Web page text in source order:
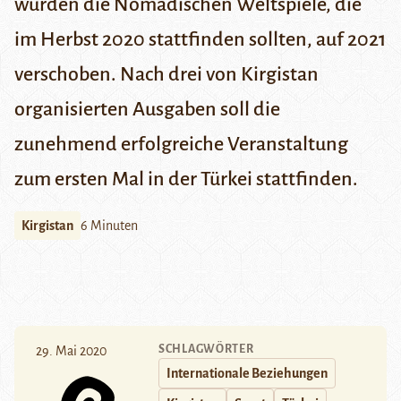
wurden die Nomadischen Weltspiele, die
im Herbst 2020 stattfinden sollten, auf 2021
verschoben. Nach drei von Kirgistan
organisierten Ausgaben soll die
zunehmend erfolgreiche Veranstaltung
zum ersten Mal in der Türkei stattfinden.
Kirgistan 6 Minuten
29. Mai 2020 SCHLAGWÖRTER
Internationale Beziehungen